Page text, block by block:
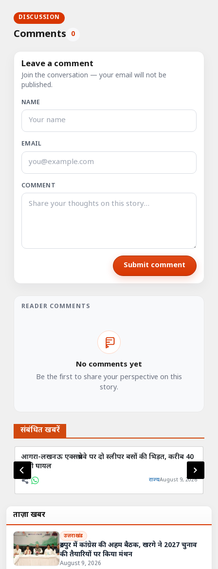
DISCUSSION
Comments 0
Leave a comment
Join the conversation — your email will not be
published.
NAME
EMAIL
COMMENT
Submit comment
READER COMMENTS
No comments yet
Be the first to share your perspective on this
story.
संबंधित खबरें
आगरा-लखनऊ एक्सप्रेसवे पर दो स्लीपर बसों की भिड़त, करीब 40
यात्री घायल
राज्यAugust 9, 2026
ताज़ा खबरें
उत्तराखंड
रुद्रपुर में कांग्रेस की अहम बैठक, खरगे ने 2027 चुनाव
की तैयारियों पर किया मंथन
August 9, 2026